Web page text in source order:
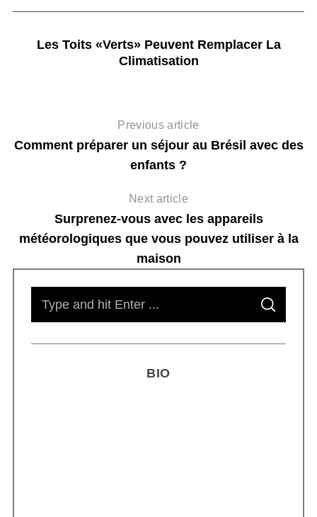
Les Toits «verts» Peuvent Remplacer La
Climatisation
Previous article
Comment préparer un séjour au Brésil avec des
enfants ?
Next article
Surprenez-vous avec les appareils
météorologiques que vous pouvez utiliser à la
maison
S
A
C
BIO